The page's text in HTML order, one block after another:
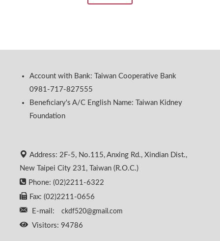
Account with Bank: Taiwan Cooperative Bank
0981-717-827555
Beneficiary's A/C English Name: Taiwan Kidney
Foundation
Address: 2F-5, No.115, Anxing Rd., Xindian Dist.,
New Taipei City 231, Taiwan (R.O.C.)
Phone: (02)2211-6322
Fax: (02)2211-0656
E-mail:
ckdf520@gmail.com
Visitors: 94786